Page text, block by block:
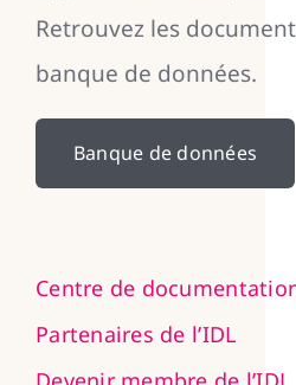
Retrouvez les
banque de données.
Banque de données
Centre de
Partenaires de l’IDL